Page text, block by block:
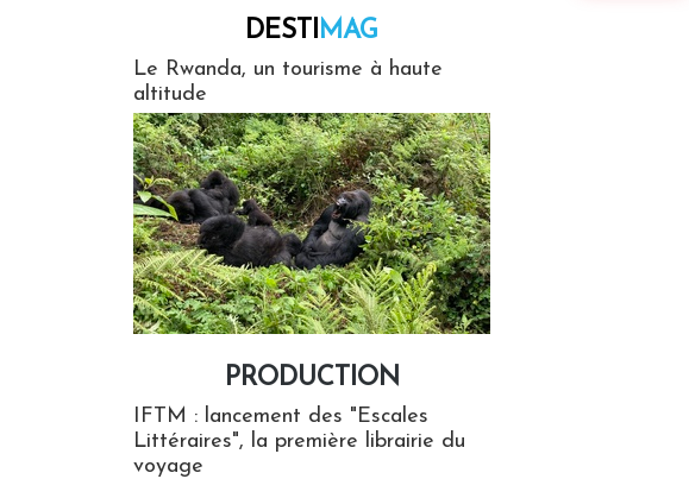
DESTIMAG
Le Rwanda, un tourisme à haute
altitude
PRODUCTION
IFTM : lancement des "Escales
Littéraires", la première librairie du
voyage